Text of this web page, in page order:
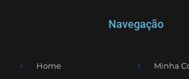
Navegação
Home Minha